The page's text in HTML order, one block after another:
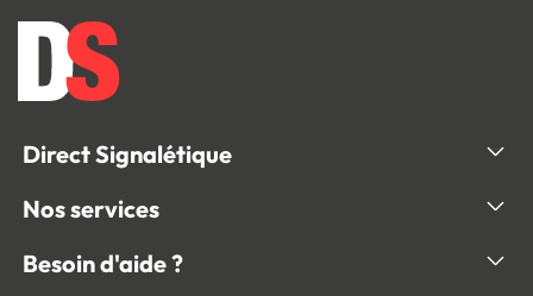
Direct Signalétique
Nos services
Besoin d'aide ?